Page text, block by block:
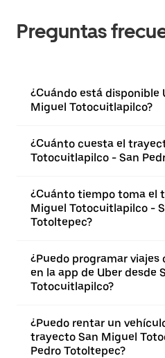
Preguntas
¿Cuándo está disponible
Miguel Totocuitlapilco?
¿Cuánto cuesta el
Totocuitlapilco - San
¿Cuánto tiempo toma el
Miguel Totocuitlapilco -
Totoltepec?
¿Puedo programar
en la app de Uber desde
Totocuitlapilco?
¿Puedo rentar un
trayecto San Miguel
Pedro Totoltepec?